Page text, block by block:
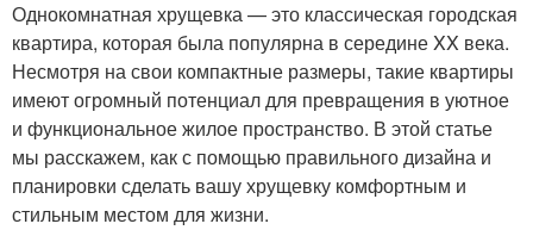
Однокомнатная хрущевка — это классическая городская
квартира, которая была популярна в середине XX века.
Несмотря на свои компактные размеры, такие квартиры
имеют огромный потенциал для превращения в уютное
и функциональное жилое пространство. В этой статье
мы расскажем, как с помощью правильного дизайна и
планировки сделать вашу хрущевку комфортным и
стильным местом для жизни.